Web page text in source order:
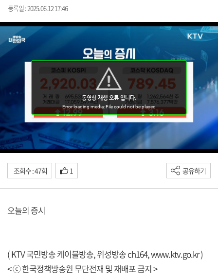
등록일 : 2025.06.12 17:46
조회수 : 47회 1 공유하기
오늘의 증시
( KTV 국민방송 케이블방송, 위성방송 ch164,www.ktv.go.kr)
< ⓒ 한국정책방송원 무단전재 및 재배포 금지 >